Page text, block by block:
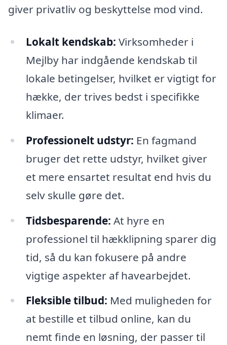
giver privatliv og beskyttelse mod vind.
Lokalt kendskab: Virksomheder i
Mejlby har indgående kendskab til
lokale betingelser, hvilket er vigtigt for
hække, der trives bedst i specifikke
klimaer.
Professionelt udstyr: En fagmand
bruger det rette udstyr, hvilket giver
et mere ensartet resultat end hvis du
selv skulle gøre det.
Tidsbesparende: At hyre en
professionel til hækklipning sparer dig
tid, så du kan fokusere på andre
vigtige aspekter af havearbejdet.
Fleksible tilbud: Med muligheden for
at bestille et tilbud online, kan du
nemt finde en løsning, der passer til